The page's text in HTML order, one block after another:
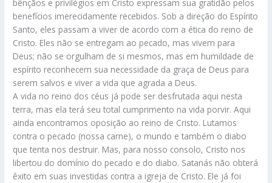
bênçãos e privilégios em Cristo expressam sua gratidão pelos
benefícios imerecidamente recebidos. Sob a direção do Espírito
Santo, eles passam a viver de acordo com a ética do reino de
Cristo. Eles não se entregam ao pecado, mas vivem para
Deus; não se orgulham de si mesmos, mas em humildade de
espírito reconhecem sua necessidade da graça de Deus para
serem salvos e viver a vida que agrada a Deus.
A vida no reino dos céus já pode ser desfrutada aqui nesta
terra, mas ela terá seu total cumprimento na vida porvir. Aqui
ainda encontramos oposição ao reino de Cristo. Lutamos
contra o pecado (nossa carne), o mundo e também o diabo
que tenta nos destruir. Mas, para nosso consolo, Cristo nos
libertou do domínio do pecado e do diabo. Satanás não obterá
êxito em suas investidas contra a igreja de Cristo. Ele já foi